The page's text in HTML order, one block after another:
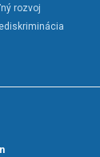
rozvoj